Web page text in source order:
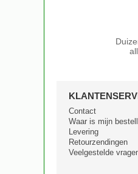
Contact
Waar is mijn
Levering
Retourzendingen
Veelgestelde